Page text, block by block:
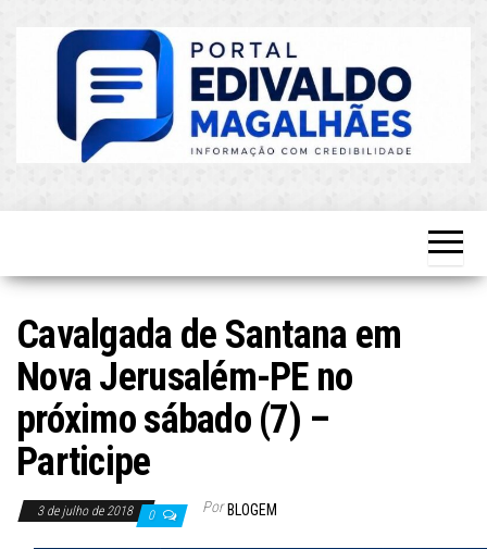
Atualizado!
Cavalgada de Santana em
Nova Jerusalém-PE no
próximo sábado (7) –
Participe
3 de julho de 2018 0 Por BLOGEM